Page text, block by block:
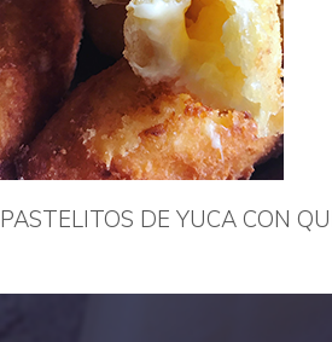
PASTELITOS DE YUCA CON